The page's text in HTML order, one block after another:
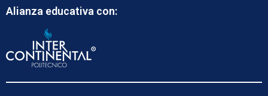
Alianza educativa con: